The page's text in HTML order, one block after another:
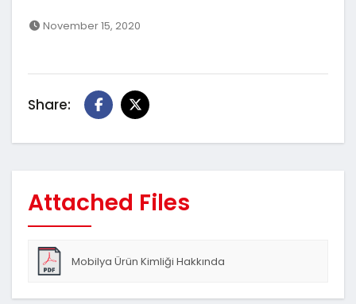
November 15, 2020
Share:
Attached Files
Mobilya Ürün Kimliği Hakkında